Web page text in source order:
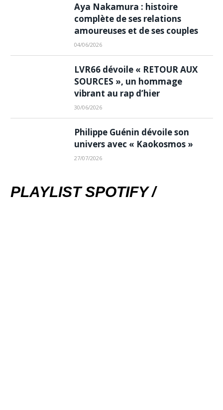
Aya Nakamura : histoire
complète de ses relations
amoureuses et de ses couples
04/06/2026
LVR66 dévoile « RETOUR AUX
SOURCES », un hommage
vibrant au rap d’hier
30/06/2026
Philippe Guénin dévoile son
univers avec « Kaokosmos »
27/07/2026
PLAYLIST SPOTIFY /